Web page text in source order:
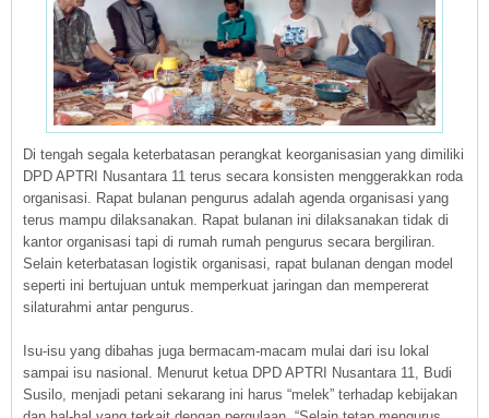
Di tengah segala keterbatasan perangkat keorganisasian yang dimiliki
DPD APTRI Nusantara 11 terus secara konsisten menggerakkan roda
organisasi. Rapat bulanan pengurus adalah agenda organisasi yang
terus mampu dilaksanakan. Rapat bulanan ini dilaksanakan tidak di
kantor organisasi tapi di rumah rumah pengurus secara bergiliran.
Selain keterbatasan logistik organisasi, rapat bulanan dengan model
seperti ini bertujuan untuk memperkuat jaringan dan mempererat
silaturahmi antar pengurus.
Isu-isu yang dibahas juga bermacam-macam mulai dari isu lokal
sampai isu nasional. Menurut ketua DPD APTRI Nusantara 11, Budi
Susilo, menjadi petani sekarang ini harus “melek” terhadap kebijakan